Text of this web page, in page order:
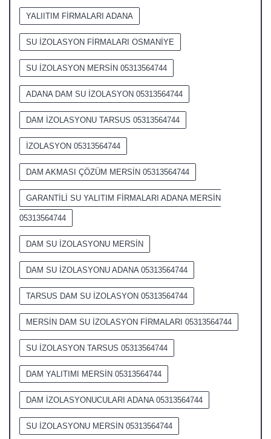
YALIITIM FİRMALARI ADANA
SU İZOLASYON FİRMALARI OSMANİYE
SU İZOLASYON MERSİN 05313564744
ADANA DAM SU İZOLASYON 05313564744
DAM İZOLASYONU TARSUS 05313564744
İZOLASYON 05313564744
DAM AKMASI ÇÖZÜM MERSİN 05313564744
GARANTİLİ SU YALITIM FİRMALARI ADANA MERSİN
05313564744
DAM SU İZOLASYONU MERSİN
DAM SU İZOLASYONU ADANA 05313564744
TARSUS DAM SU İZOLASYON 05313564744
MERSİN DAM SU İZOLASYON FİRMALARI 05313564744
SU İZOLASYON TARSUS 05313564744
DAM YALITIMI MERSİN 05313564744
DAM İZOLASYONUCULARI ADANA 05313564744
SU İZOLASYONU MERSİN 05313564744